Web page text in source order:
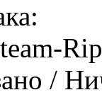
Rip
/